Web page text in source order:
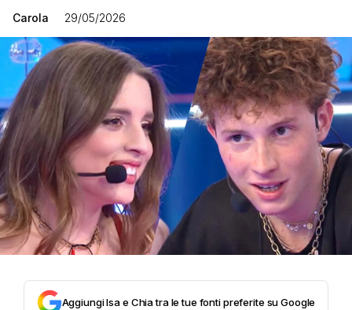
Carola 29/05/2026
Aggiungi Isa e Chia tra le tue fonti preferite su Google